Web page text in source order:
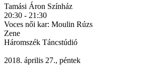
Tamási Áron Színház
20:30 - 21:30
Voces női kar: Moulin Rúzs
Zene
Háromszék Táncstúdió
2018. április 27., péntek